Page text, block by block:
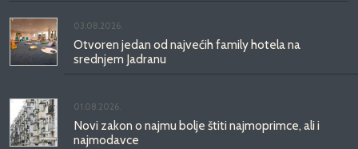
03.08.2026.
Otvoren jedan od najvećih family hotela na
srednjem Jadranu
01.08.2026.
Novi zakon o najmu bolje štiti najmoprimce, ali i
najmodavce